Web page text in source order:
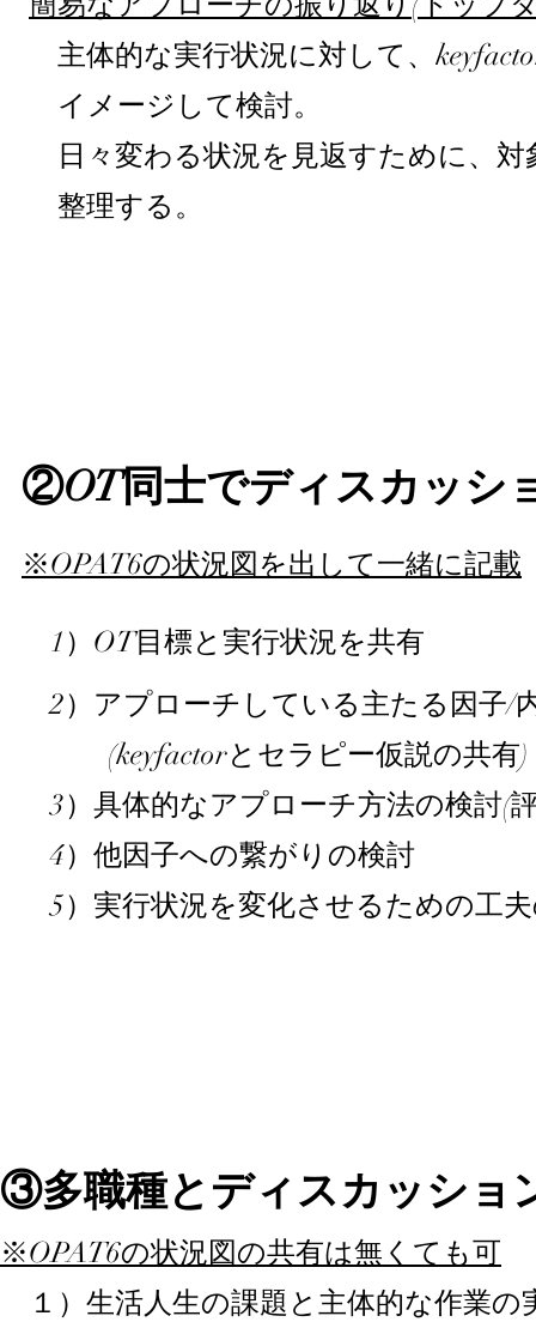
主体的な実行状況に対して、
イメージして検討。
日々変わる状況を見返すために、対
整理する。
②OT同士でディスカッシ
​※OPAT6の状況図を出して一緒に記載
1）OT目標と実行状況を共有
2）アプローチしている主たる因子/
(keyfactorとセラピー仮説の共有)
3）具体的なアプローチ方法の検討(
4）他因子への繋がりの検討
5） 実行状況を変化させるための工
③多職種とディスカッショ
※OPAT6の状況図の共有は無くても可
１ ）生活人生の課題 と主体的な作業の